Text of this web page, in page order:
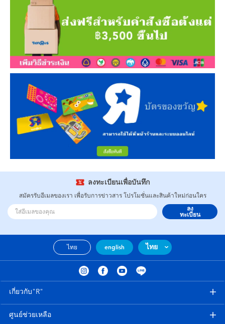
ลงทะเบียนเพื่อบันทึก
สมัครรับอีเมลของเรา เพื่อรับการข่าวสาร โปรโมชั่นและสินค้าใหม่ก่อนใคร
ลง
ทะเบียน
ไทย english ไทย
เกี่ยวกับ"R"
ศูนย์ช่วยเหลือ